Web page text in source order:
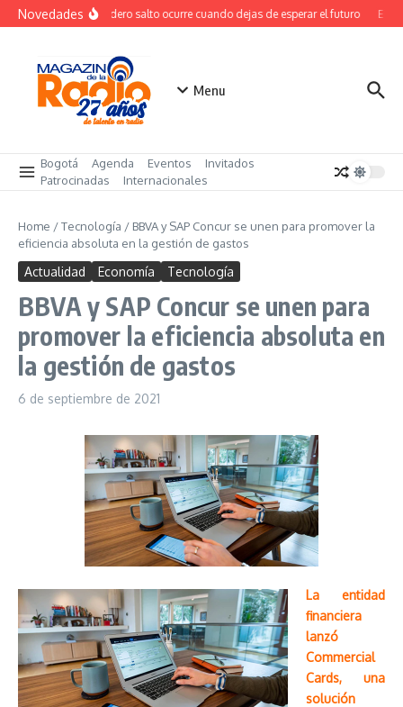
Saltar al contenido
NovedadesEl verdadero salto ocurre cuando dejas de esperar el futuro El
Menu
Bogotá Agenda Eventos
Invitados
Patrocinadas
Internacionales
Home /Tecnología / BBVA y SAP Concur se unen para promover la
eficiencia absoluta en la gestión de gastos
Actualidad Economía Tecnología
BBVA y SAP Concur se unen para
promover la eficiencia absoluta en
la gestión de gastos
6 de septiembre de 2021
La entidad
financiera
lanzó
Commercial
Cards, una
solución